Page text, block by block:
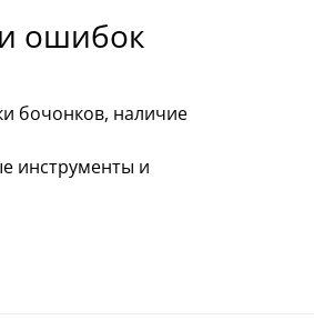
ошибок
бочонков, наличие
инструменты и